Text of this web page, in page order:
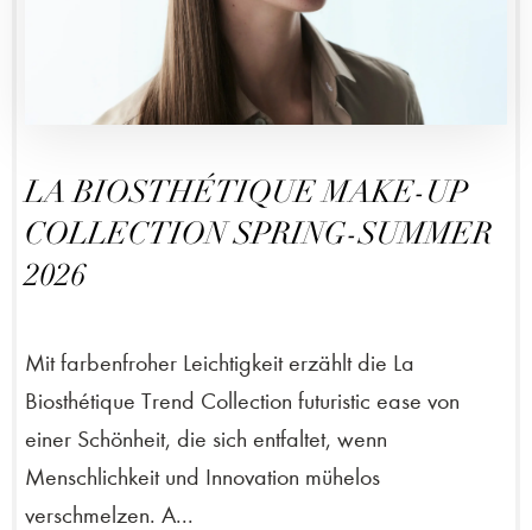
LA BIOSTHÉTIQUE MAKE-UP
COLLECTION SPRING-SUMMER
2026
Mit farbenfroher Leichtigkeit erzählt die La
Biosthétique Trend Collection futuristic ease von
einer Schönheit, die sich entfaltet, wenn
Menschlichkeit und Innovation mühelos
verschmelzen. A...